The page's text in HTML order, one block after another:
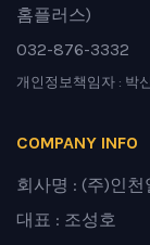
홈플러스)
032-876-3332
개인정보책임자 : 박
COMPANY INFO
회사명 : (주)인
대표 : 조성호